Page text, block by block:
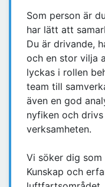
Som person är
har lätt att
Du är drivande,
och en stor vilja
lyckas i rollen
team till
även en god
nyfiken och
verksamheten.
Vi söker dig som
Kunskap och